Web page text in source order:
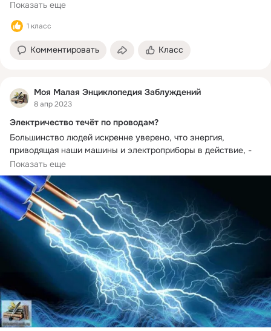
Показать еще
1 класс
Комментировать Класс
Моя Малая Энциклопедия Заблуждений
8 апр 2023
Электричество течёт по проводам?
Большинство людей искренне уверено, что энергия,
приводящая наши машины и электроприборы в действие, -
это поток электронов, текущий внутри проводов.
Показать еще